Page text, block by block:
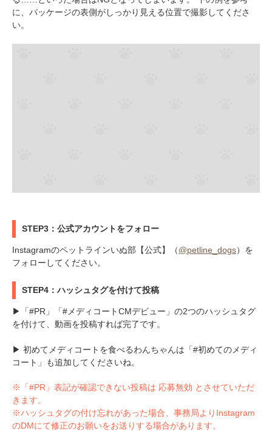
に、パッケージの表側がしっかり見える位置で撮影してくださ
い。
STEP3：公式アカウントをフォロー
Instagramのペットラインいぬ部【公式】（@petline_dogs）を
フォローしてください。
STEP4：ハッシュタグを付けて投稿
▶「#PR」「#メディコートCMデビュー」の2つのハッシュタグ
を付けて、動画を投稿すれば完了です。
▶ 初めてメディコートを食べるわんちゃんは「#初めてのメディ
コート」も追加してくださいね。
※「#PR」表記が確認できない投稿は 応募無効 とさせていただ
きます。
※ハッシュタグの付け忘れがあった場合、事務局よりInstagram
のDMにて修正のお願いをお送りする場合があります。